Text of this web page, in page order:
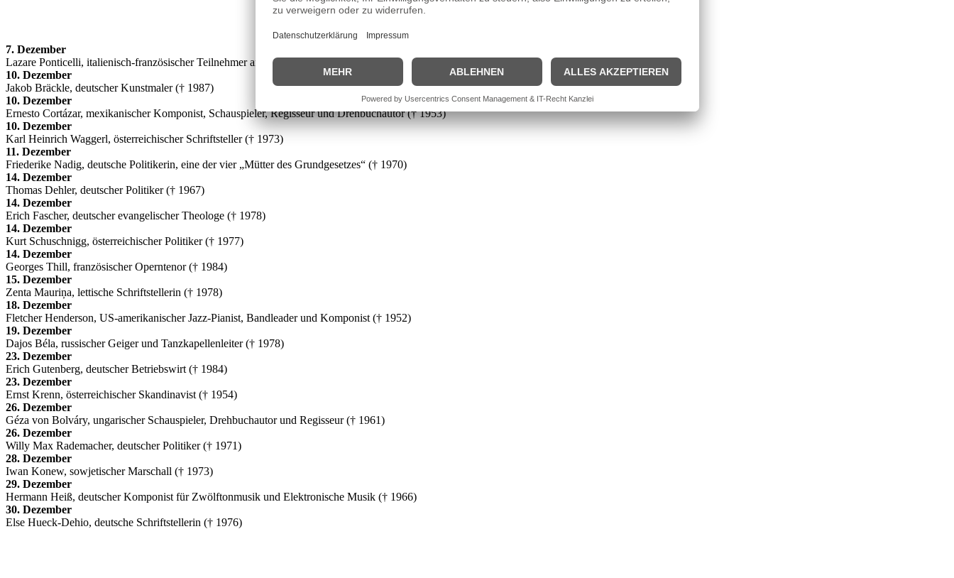
7. Dezember
Lazare Ponticelli, italienisch-französischer Teilnehmer am Ersten Weltkrieg († 2008)
10. Dezember
Jakob Bräckle, deutscher Kunstmaler († 1987)
10. Dezember
Ernesto Cortázar, mexikanischer Komponist, Schauspieler, Regisseur und Drehbuchautor († 1953)
10. Dezember
Karl Heinrich Waggerl, österreichischer Schriftsteller († 1973)
11. Dezember
Friederike Nadig, deutsche Politikerin, eine der vier „Mütter des Grundgesetzes“ († 1970)
14. Dezember
Thomas Dehler, deutscher Politiker († 1967)
14. Dezember
Erich Fascher, deutscher evangelischer Theologe († 1978)
14. Dezember
Kurt Schuschnigg, österreichischer Politiker († 1977)
14. Dezember
Georges Thill, französischer Operntenor († 1984)
15. Dezember
Zenta Mauriņa, lettische Schriftstellerin († 1978)
18. Dezember
Fletcher Henderson, US-amerikanischer Jazz-Pianist, Bandleader und Komponist († 1952)
19. Dezember
Dajos Béla, russischer Geiger und Tanzkapellenleiter († 1978)
23. Dezember
Erich Gutenberg, deutscher Betriebswirt († 1984)
23. Dezember
Ernst Krenn, österreichischer Skandinavist († 1954)
26. Dezember
Géza von Bolváry, ungarischer Schauspieler, Drehbuchautor und Regisseur († 1961)
26. Dezember
Willy Max Rademacher, deutscher Politiker († 1971)
28. Dezember
Iwan Konew, sowjetischer Marschall († 1973)
29. Dezember
Hermann Heiß, deutscher Komponist für Zwölftonmusik und Elektronische Musik († 1966)
30. Dezember
Else Hueck-Dehio, deutsche Schriftstellerin († 1976)